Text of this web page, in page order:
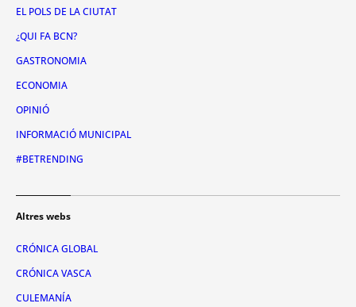
EL POLS DE LA CIUTAT
¿QUI FA BCN?
GASTRONOMIA
ECONOMIA
OPINIÓ
INFORMACIÓ MUNICIPAL
#BETRENDING
Altres webs
CRÓNICA GLOBAL
CRÓNICA VASCA
CULEMANÍA